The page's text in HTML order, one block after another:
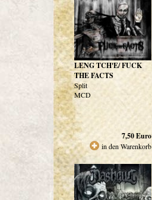
LENG TCH'E/ FUCK
THE FACTS
Split
MCD
7,50Euro
in den Warenkorb